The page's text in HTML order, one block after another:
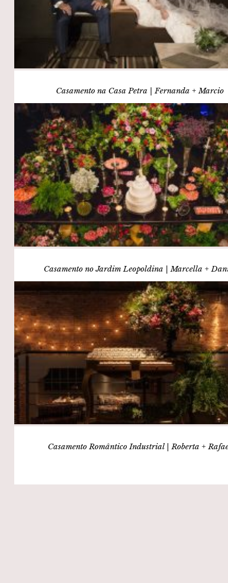
Casamento na Casa Petra | Fernanda + Marcio
Casamento no Jardim Leopoldina | Marcella +
Casamento Romântico Industrial | Roberta +